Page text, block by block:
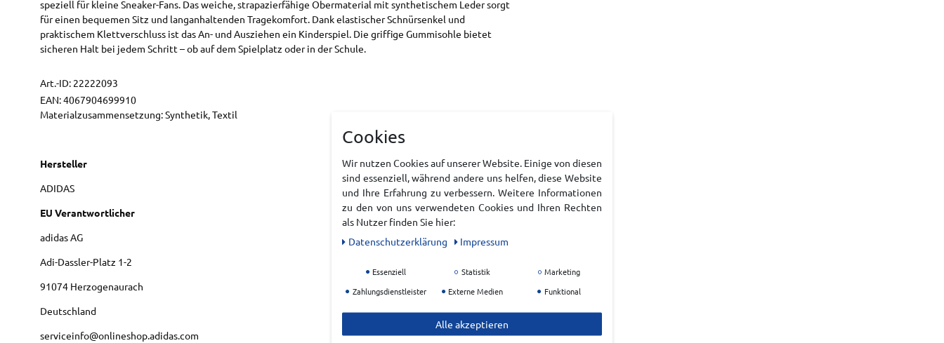
speziell für kleine Sneaker-Fans. Das weiche, strapazierfähige Obermaterial mit synthetischem Leder sorgt
für einen bequemen Sitz und langanhaltenden Tragekomfort. Dank elastischer Schnürsenkel und
praktischem Klettverschluss ist das An- und Ausziehen ein Kinderspiel. Die griffige Gummisohle bietet
sicheren Halt bei jedem Schritt – ob auf dem Spielplatz oder in der Schule.
Art.-ID: 22222093
EAN:4067904699910
Materialzusammensetzung: Synthetik, Textil
Hersteller
ADIDAS
EU Verantwortlicher
adidas AG
Adi-Dassler-Platz 1-2
91074 Herzogenaurach
Deutschland
serviceinfo@onlineshop.adidas.com
Cookies
Wir nutzen Cookies auf unserer Website. Einige von diesen
sind essenziell, während andere uns helfen, diese Website
und Ihre Erfahrung zu verbessern. Weitere Informationen
zu den von uns verwendeten Cookies und Ihren Rechten
als Nutzer finden Sie hier:
Daten­schutz­erklärung
Impressum
Essenziell Statistik
Marketing
Zahlungsdienstleister
Externe Medien Funktional
Alle akzeptieren